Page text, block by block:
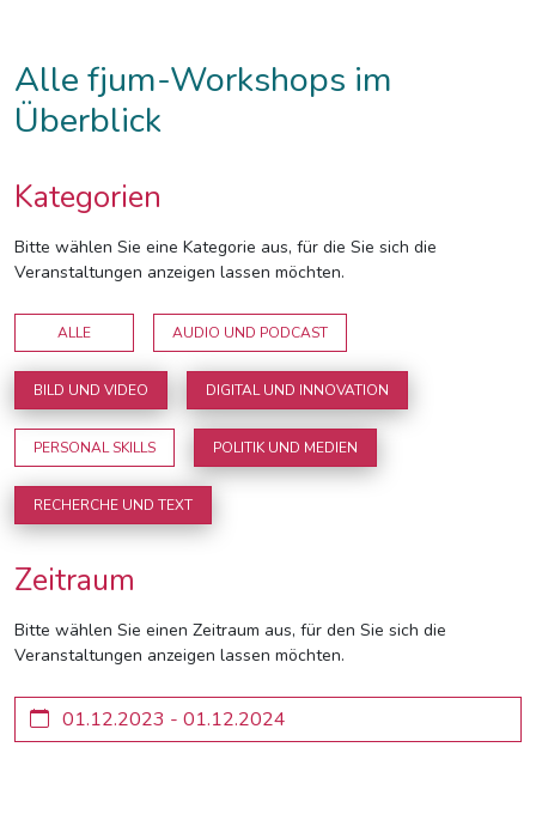
Alle fjum-Workshops im
Überblick
Kategorien
Bitte wählen Sie eine Kategorie aus, für die Sie sich die
Veranstaltungen anzeigen lassen möchten.
ALLE AUDIO UND PODCAST
BILD UND VIDEO DIGITAL UND INNOVATION
PERSONAL SKILLS POLITIK UND MEDIEN
RECHERCHE UND TEXT
Zeitraum
Bitte wählen Sie einen Zeitraum aus, für den Sie sich die
Veranstaltungen anzeigen lassen möchten.